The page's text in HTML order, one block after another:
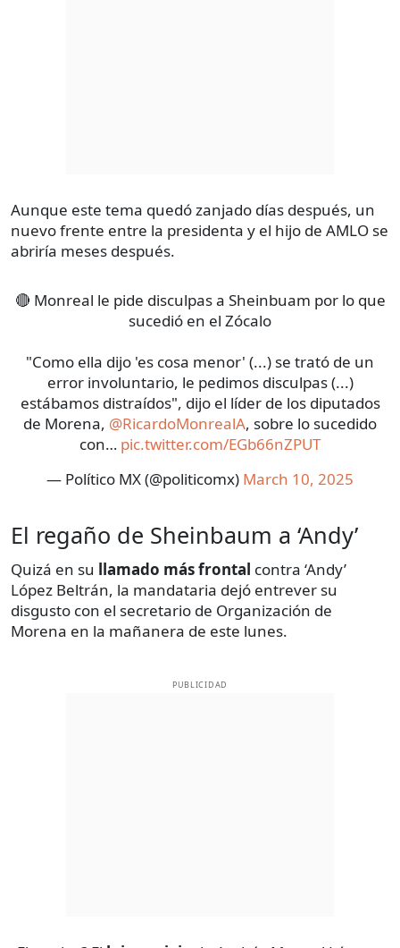
Aunque este tema quedó zanjado días después, un
nuevo frente entre la presidenta y el hijo de AMLO se
abriría meses después.
🔴 Monreal le pide disculpas a Sheinbuam por lo que
sucedió en el Zócalo
"Como ella dijo 'es cosa menor' (...) se trató de un
error involuntario, le pedimos disculpas (...)
estábamos distraídos", dijo el líder de los diputados
de Morena, @RicardoMonrealA, sobre lo sucedido
con… pic.twitter.com/EGb66nZPUT
— Político MX (@politicomx) March 10, 2025
El regaño de Sheinbaum a ‘Andy’
Quizá en su llamado más frontal contra ‘Andy’
López Beltrán, la mandataria dejó entrever su
disgusto con el secretario de Organización de
Morena en la mañanera de este lunes.
PUBLICIDAD